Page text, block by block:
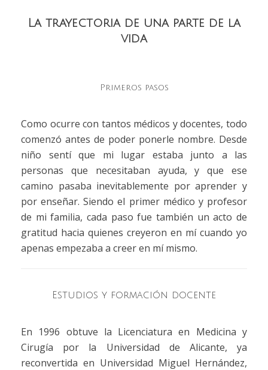
La trayectoria de una parte de la
vida
Primeros pasos
Como ocurre con tantos médicos y docentes, todo
comenzó antes de poder ponerle nombre. Desde
niño sentí que mi lugar estaba junto a las
personas que necesitaban ayuda, y que ese
camino pasaba inevitablemente por aprender y
por enseñar. Siendo el primer médico y profesor
de mi familia, cada paso fue también un acto de
gratitud hacia quienes creyeron en mí cuando yo
apenas empezaba a creer en mí mismo.
Estudios y formación docente
En 1996 obtuve la Licenciatura en Medicina y
Cirugía por la Universidad de Alicante, ya
reconvertida en Universidad Miguel Hernández,